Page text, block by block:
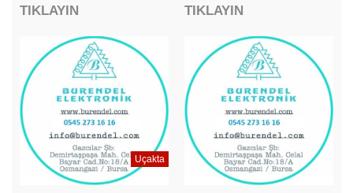
TIKLAYIN
TIKLAYIN
Uçakta